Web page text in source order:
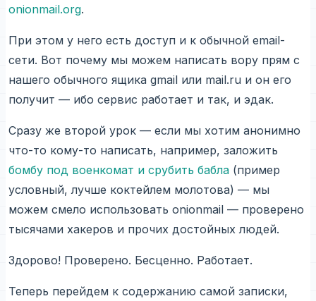
onionmail.org.
При этом у него есть доступ и к обычной email-
сети. Вот почему мы можем написать вору прям с
нашего обычного ящика gmail или mail.ru и он его
получит — ибо сервис работает и так, и эдак.
Сразу же второй урок — если мы хотим анонимно
что-то кому-то написать, например, заложить
бомбу под военкомат и срубить бабла (пример
условный, лучше коктейлем молотова) — мы
можем смело использовать onionmail — проверено
тысячами хакеров и прочих достойных людей.
Здорово! Проверено. Бесценно. Работает.
Теперь перейдем к содержанию самой записки,